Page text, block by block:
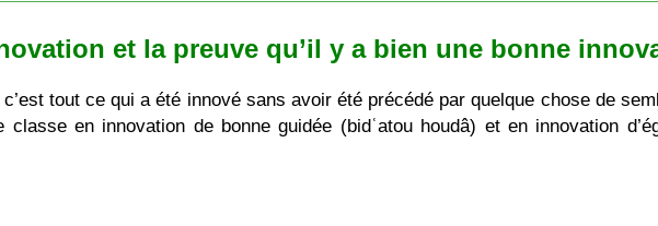
et la preuve qu’il y a bien une bonne
tout ce qui a été innové sans avoir été précédé par quelque chose de
en innovation de bonne guidée (bidʿatou houdâ) et en innovation